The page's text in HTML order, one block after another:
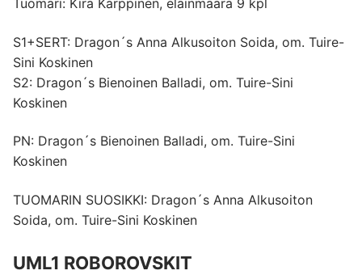
Tuomari: Kira Karppinen, eläinmäärä 9 kpl
S1+SERT: Dragon´s Anna Alkusoiton Soida, om. Tuire-
Sini Koskinen
S2: Dragon´s Bienoinen Balladi, om. Tuire-Sini
Koskinen
PN: Dragon´s Bienoinen Balladi, om. Tuire-Sini
Koskinen
TUOMARIN SUOSIKKI: Dragon´s Anna Alkusoiton
Soida, om. Tuire-Sini Koskinen
UML1 ROBOROVSKIT